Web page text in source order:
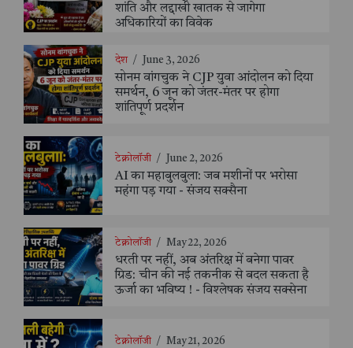
शांति और लद्दाखी खातक से जागेगा
अधिकारियों का विवेक
देश / June 3, 2026
सोनम वांगचुक ने CJP युवा आंदोलन को दिया
समर्थन, 6 जून को जंतर-मंतर पर होगा
शांतिपूर्ण प्रदर्शन
टेक्नोलॉजी / June 2, 2026
AI का महाबुलबुला: जब मशीनों पर भरोसा
महंगा पड़ गया - संजय सक्सैना
टेक्नोलॉजी / May 22, 2026
धरती पर नहीं, अब अंतरिक्ष में बनेगा पावर
ग्रिड: चीन की नई तकनीक से बदल सकता है
ऊर्जा का भविष्य ! - विश्लेषक संजय सक्सेना
टेक्नोलॉजी / May 21, 2026